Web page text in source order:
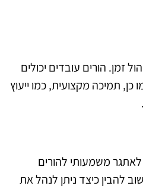
זמן. הורים עובדים יכולים
תמיכה מקצועית, כמו ייעוץ
לאתגר משמעותי להורים
להבין כיצד ניתן לנהל את